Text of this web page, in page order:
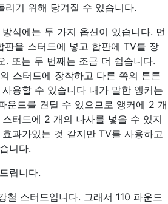
리기 위해 당겨질 수 있습니다.
식에는 두 가지 옵션이 있습니다. 먼
판을 스터드에 넣고 합판에 TV를 장
. 또는 두 번째는 조금 더 쉽습니다.
스터드에 장착하고 다른 쪽의 튼튼
용할 수 있습니다 내가 말한 앵커는
운드를 견딜 수 있으므로 앵커에 2 개
터드에 2 개의 나사를 넣을 수 있지
과가있는 것 같지만 TV를 사용하고
니다.
립니다.
철 스터드입니다. 그래서 110 파운드